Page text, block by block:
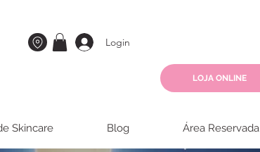
Login
LOJA ONLINE
Skincare Blog Área Reservada